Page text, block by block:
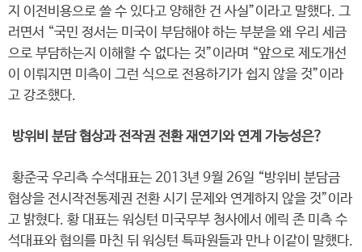
지 이전비용으로 쓸 수 있다고 양해한 건 사실”이라고 말했다. 그
러면서 “국민 정서는 미국이 부담해야 하는 부분을 왜 우리 세금
으로 부담하는지 이해할 수 없다는 것”이라며 “앞으로 제도개선
이 이뤄지면 미측이 그런 식으로 전용하기가 쉽지 않을 것”이라
고 강조했다.
방위비 분담 협상과 전작권 전환 재연기와 연계 가능성은?
황준국 우리측 수석대표는 2013년 9월 26일 “방위비 분담금
협상을 전시작전통제권 전환 시기 문제와 연계하지 않을 것”이라
고 밝혔다. 황 대표는 워싱턴 미국무부 청사에서 에릭 존 미측 수
석대표와 협의를 마친 뒤 워싱턴 특파원들과 만나 이같이 말했다.